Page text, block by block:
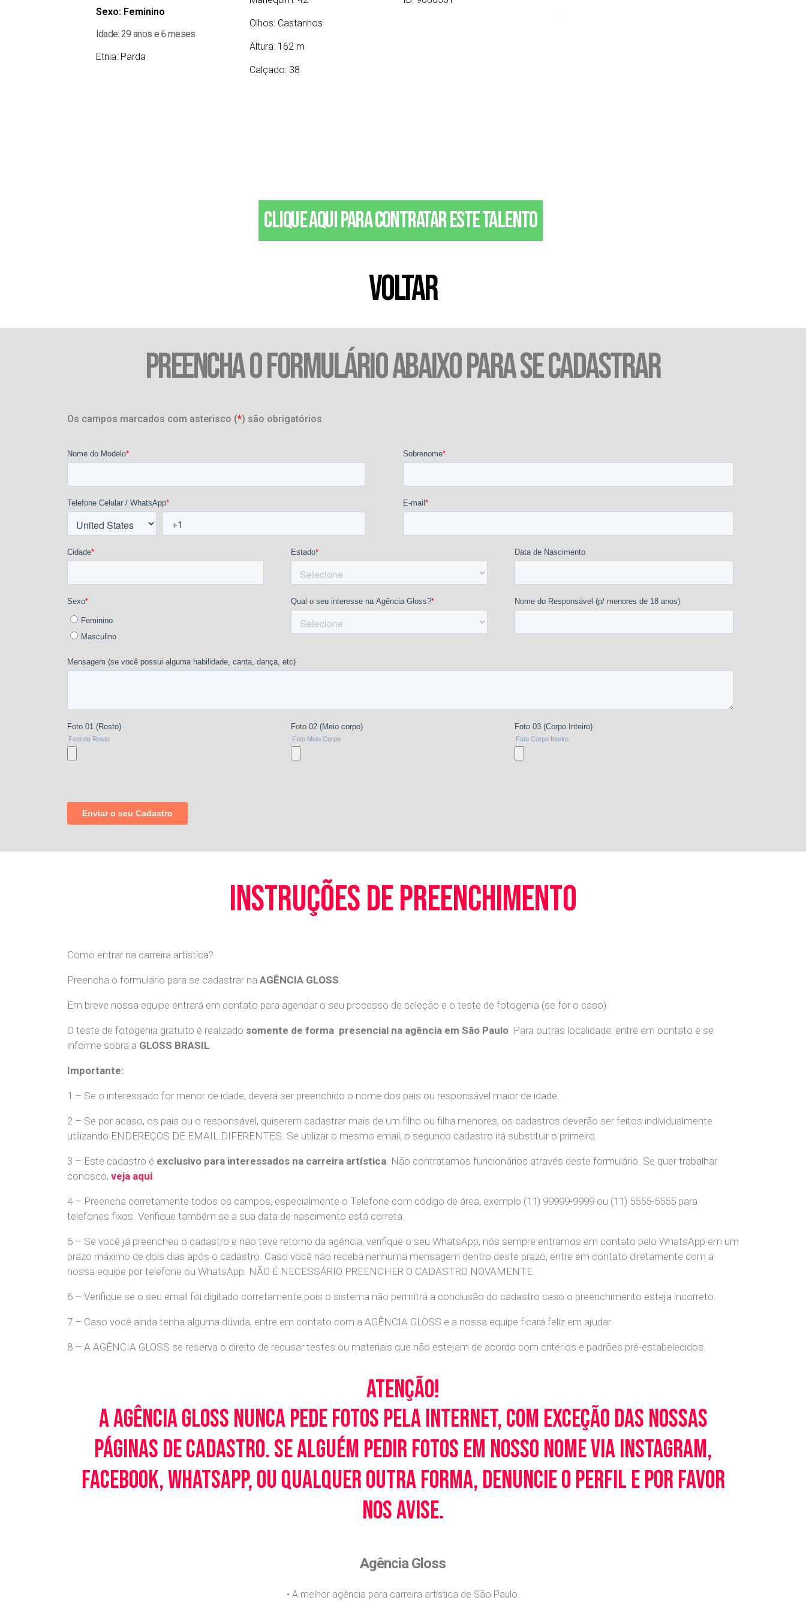
Sexo: Feminino
Idade: 29 anos e 6 meses
Etnia: Parda
Olhos: Castanhos
Altura: 162 m
Calçado: 38
Clique aqui para contratar este talento
VOLTAR
PREENCHA O FORMULÁRIO ABAIXO PARA SE CADASTRAR
Os campos marcados com asterisco (*) são obrigatórios
instruções de preenchimento
Como entrar na carreira artística?
Preencha o formulário para se cadastrar na AGÊNCIA GLOSS.
Em breve nossa equipe entrará em contato para agendar o seu processo de seleção e o teste de fotogenia (se for o caso).
O teste de fotogenia gratuito é realizado somente de forma presencial na agência em São Paulo. Para outras localidade, entre em ocntato e se
informe sobra a GLOSS BRASIL.
Importante:
1 – Se o interessado for menor de idade, deverá ser preenchido o nome dos pais ou responsável maior de idade.
2 – Se por acaso, os pais ou o responsável, quiserem cadastrar mais de um filho ou filha menores, os cadastros deverão ser feitos individualmente
utilizando ENDEREÇOS DE EMAIL DIFERENTES. Se utilizar o mesmo email, o segundo cadastro irá substituir o primeiro.
3 – Este cadastro é exclusivo para interessados na carreira artística. Não contratamos funcionários através deste formulário. Se quer trabalhar
conosco, veja aqui.
4 – Preencha corretamente todos os campos, especialmente o Telefone com código de área, exemplo (11) 99999-9999 ou (11) 5555-5555 para
telefones fixos. Verifique também se a sua data de nascimento está correta.
5 – Se você já preencheu o cadastro e não teve retorno da agência, verifique o seu WhatsApp, nós sempre entramos em contato pelo WhatsApp em um
prazo máximo de dois dias após o cadastro. Caso você não receba nenhuma mensagem dentro deste prazo, entre em contato diretamente com a
nossa equipe por telefone ou WhatsApp. NÃO É NECESSÁRIO PREENCHER O CADASTRO NOVAMENTE.
6 – Verifique se o seu email foi digitado corretamente pois o sistema não permitrá a conclusão do cadastro caso o preenchimento esteja incorreto.
7 – Caso você ainda tenha alguma dúvida, entre em contato com a AGÊNCIA GLOSS e a nossa equipe ficará feliz em ajudar.
8 – A AGÊNCIA GLOSS se reserva o direito de recusar testes ou materiais que não estejam de acordo com critérios e padrões pré-estabelecidos.
Atenção!
A Agência Gloss nunca pede fotos pela Internet, com exceção das nossas
páginas de cadastro. Se alguém pedir fotos em nosso nome via Instagram,
Facebook, WhatsApp, ou qualquer outra forma, denuncie o perfil e por favor
nos avise.
Agência Gloss
• A melhor agência para carreira artística de São Paulo.